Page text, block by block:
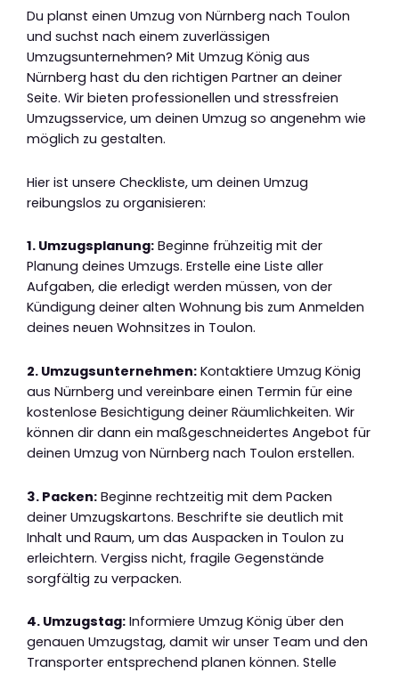
Du planst einen Umzug von Nürnberg nach Toulon
und suchst nach einem zuverlässigen
Umzugsunternehmen? Mit Umzug König aus
Nürnberg hast du den richtigen Partner an deiner
Seite. Wir bieten professionellen und stressfreien
Umzugsservice, um deinen Umzug so angenehm wie
möglich zu gestalten.
Hier ist unsere Checkliste, um deinen Umzug
reibungslos zu organisieren:
1. Umzugsplanung: Beginne frühzeitig mit der
Planung deines Umzugs. Erstelle eine Liste aller
Aufgaben, die erledigt werden müssen, von der
Kündigung deiner alten Wohnung bis zum Anmelden
deines neuen Wohnsitzes in Toulon.
2. Umzugsunternehmen: Kontaktiere Umzug König
aus Nürnberg und vereinbare einen Termin für eine
kostenlose Besichtigung deiner Räumlichkeiten. Wir
können dir dann ein maßgeschneidertes Angebot für
deinen Umzug von Nürnberg nach Toulon erstellen.
3. Packen: Beginne rechtzeitig mit dem Packen
deiner Umzugskartons. Beschrifte sie deutlich mit
Inhalt und Raum, um das Auspacken in Toulon zu
erleichtern. Vergiss nicht, fragile Gegenstände
sorgfältig zu verpacken.
4. Umzugstag: Informiere Umzug König über den
genauen Umzugstag, damit wir unser Team und den
Transporter entsprechend planen können. Stelle